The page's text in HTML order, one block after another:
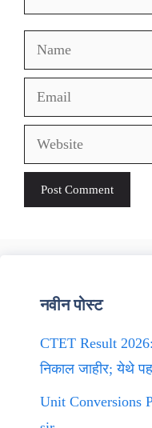
Name
Email
Website
नवीन पोस्ट
CTET Result 2026:
निकाल जाहीर; येथे
Unit Conversions